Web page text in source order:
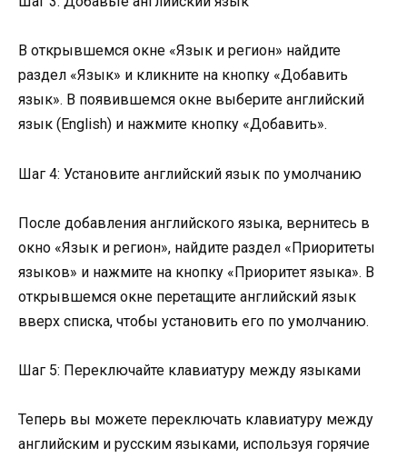
В открывшемся окне «Язык и регион» найдите
раздел «Язык» и кликните на кнопку «Добавить
язык». В появившемся окне выберите английский
язык (English) и нажмите кнопку «Добавить».
Шаг 4: Установите английский язык по умолчанию
После добавления английского языка, вернитесь в
окно «Язык и регион», найдите раздел «Приоритеты
языков» и нажмите на кнопку «Приоритет языка». В
открывшемся окне перетащите английский язык
вверх списка, чтобы установить его по умолчанию.
Шаг 5: Переключайте клавиатуру между языками
Теперь вы можете переключать клавиатуру между
английским и русским языками, используя горячие